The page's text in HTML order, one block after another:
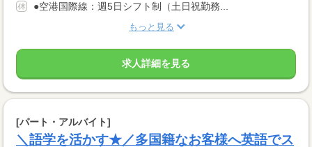
●空港国際線：週5日シフト制（土日祝勤務...
もっと見る
求人詳細を見る
[パート・アルバイト]
＼語学を活かす★／多国籍なお客様へ英語でス